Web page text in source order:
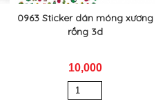
0963 Sticker dán móng xương
rồng 3d
10,000